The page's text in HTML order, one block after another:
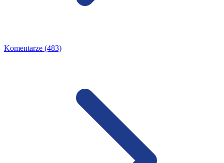
Komentarze (483)